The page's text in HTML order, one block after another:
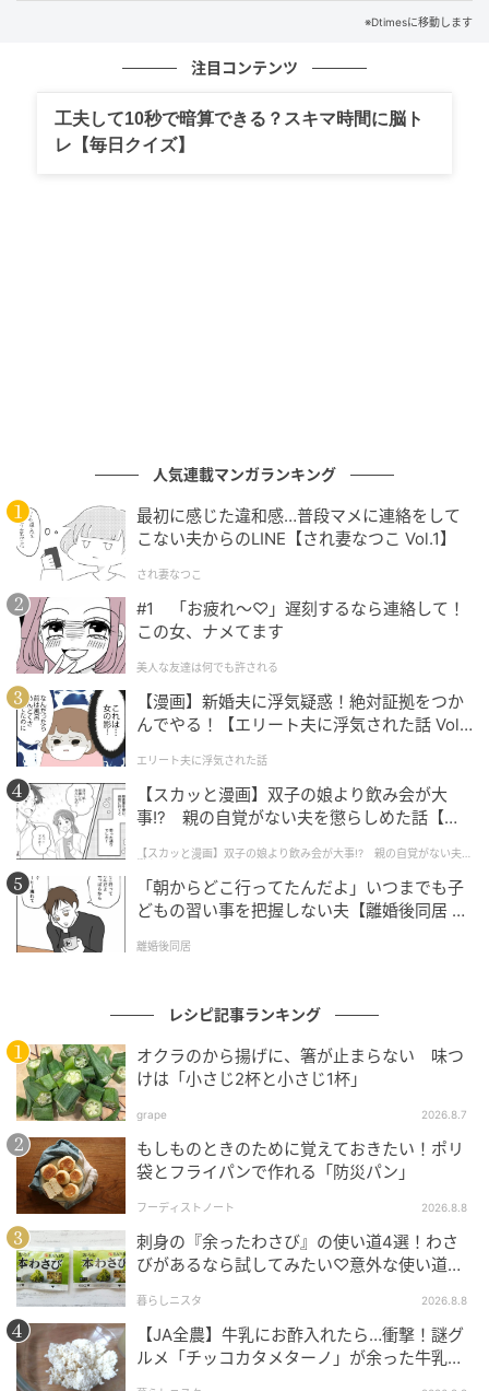
野菜に囲まれたかわいいデザイン！スケーター「モンチッチ」八角形ステン
レスボトル
本体が八角形のため、円柱形のボトルに比べて握りや
すく、開栓時にも力が入りやすい構造。
また、ねかせて置いた際にも転がりにくく、安定感が
あります。
野菜に囲まれたかわいいデザイン！スケーター「モンチッチ」八角形ステン
レスボトル
※Dtimesに移動します
注目コンテンツ
工夫して10秒で暗算できる？スキマ時間に脳ト
レ【毎日クイズ】
人気連載マンガランキング
最初に感じた違和感…普段マメに連絡をして
こない夫からのLINE【され妻なつこ Vol.1】
され妻なつこ
#1 「お疲れ〜♡」遅刻するなら連絡して！
この女、ナメてます
美人な友達は何でも許される
【漫画】新婚夫に浮気疑惑！絶対証拠をつか
んでやる！【エリート夫に浮気された話 Vol.
エリート夫に浮気された話
【スカッと漫画】双子の娘より飲み会が大
事!? 親の自覚がない夫を懲らしめた話【第1
【スカッと漫画】双子の娘より飲み会が大事!? 親の自覚がない夫を
懲らしめた話
「朝からどこ行ってたんだよ」いつまでも子
どもの習い事を把握しない夫【離婚後同居 Vo
離婚後同居
レシピ記事ランキング
オクラのから揚げに、箸が止まらない 味つ
けは「小さじ2杯と小さじ1杯」
grape 2026.8.7
もしものときのために覚えておきたい！ポリ
袋とフライパンで作れる「防災パン」
フーディストノート 2026.8.8
刺身の『余ったわさび』の使い道4選！わさ
びがあるなら試してみたい♡意外な使い道を
暮らしニスタ 2026.8.8
【JA全農】牛乳にお酢入れたら…衝撃！謎グ
ルメ「チッコカタメターノ」が余った牛乳の